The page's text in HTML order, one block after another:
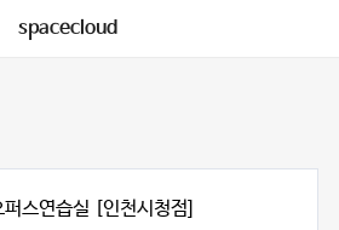
spacecloud
퍼스연습실 [인천시청점]